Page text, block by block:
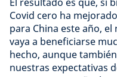
Covid cero ha
para China este año,
vaya a beneficiarse
hecho, aunque
nuestras expectativas